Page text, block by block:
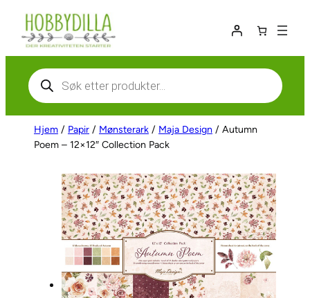
Hopp
innhold
Products
search
Hjem / Papir / Mønsterark / Maja Design / Autumn
Poem – 12×12″ Collection Pack